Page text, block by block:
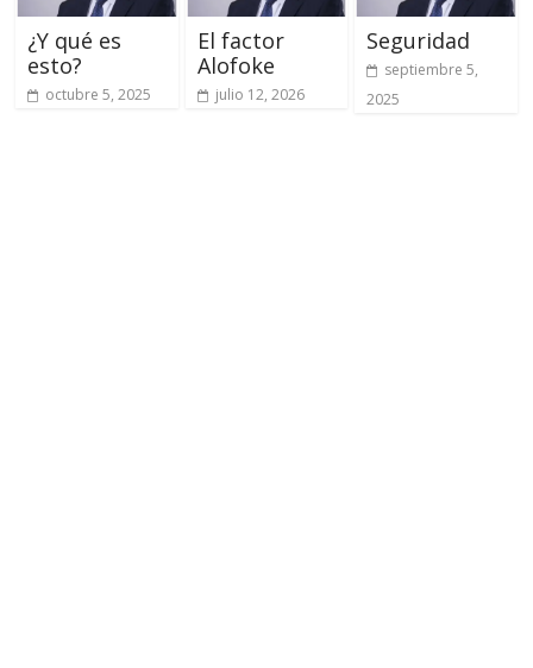
¿Y qué es
esto?
octubre 5, 2025
El factor
Alofoke
julio 12, 2026
Seguridad
septiembre 5,
2025